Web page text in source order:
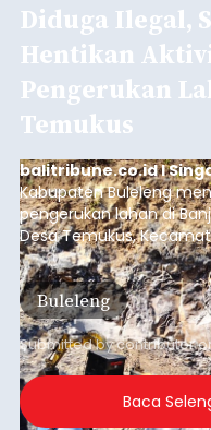
Diduga Ilegal,
Hentikan
Pengerukan
Temukus
balitribune.co.id I
Kabupaten Buleleng
pengerukan lahan di
Desa Temukus,
ditemukan indikasi
material yang tidak
kawasan.
Buleleng
Submitted bycontributor
Baca